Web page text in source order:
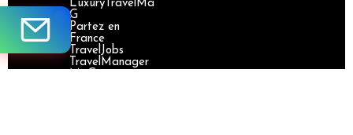
LuxuryTravelMa
G
Partez en
France
TravelJobs
TravelManager